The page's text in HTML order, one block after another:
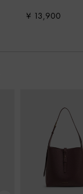
¥ 13,900